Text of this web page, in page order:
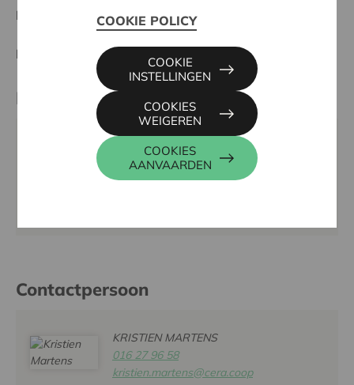
Datum:
16/10/2024
Beslissing: Goedgekeurd
Partner
DWAALLICHT, ANTWERPSESTEENWEG 503, 2390
Contactpersoon
KRISTIEN MARTENS
016 27 96 58
kristien.martens@cera.coop
COOKIE POLICY
COOKIES
AANVAARDEN
COOKIES
WEIGEREN
COOKIE
INSTELLINGEN